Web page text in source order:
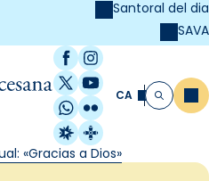
Santoral del dia
SAVA
Facebook
Instagram
X / Twitter
YouTube
WhatsApp
Flickr
Radio Estel
Catalunya
CA Cerca
«Gracias a Dios»